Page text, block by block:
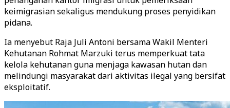
keimigrasian sekaligus mendukung proses penyidikan
pidana.
Ia menyebut Raja Juli Antoni bersama Wakil Menteri
Kehutanan Rohmat Marzuki terus memperkuat tata
kelola kehutanan guna menjaga kawasan hutan dan
melindungi masyarakat dari aktivitas ilegal yang bersifat
eksploitatif.